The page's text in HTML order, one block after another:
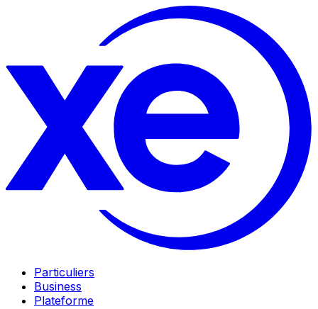
Particuliers
Business
Plateforme